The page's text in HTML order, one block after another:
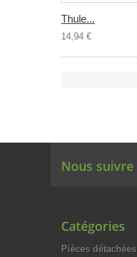
Thule...
14,94 €
Nous suivre
Catégories
Pièces détachées